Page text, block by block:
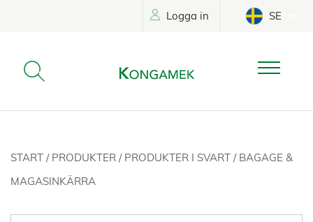
Logga in SE
START / PRODUKTER / PRODUKTER I SVART / BAGAGE &
MAGASINKÄRRA